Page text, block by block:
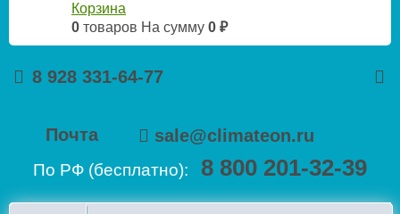
Корзина
0 товаров На сумму 0 ₽
8 928 331-64-77
Почта sale@climateon.ru
По РФ (бесплатно): 8 800 201-32-39